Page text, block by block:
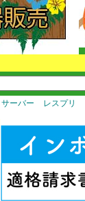
サーバー レスプリ